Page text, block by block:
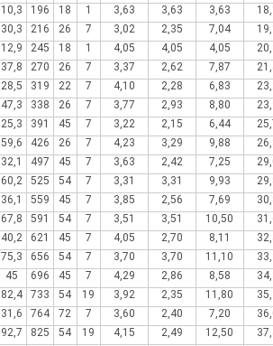
10,3 196 18 1 3,63 3,63 3,63
30,3 216 26 7 3,02 2,35 7,04
12,9 245 18 1 4,05 4,05 4,05
37,8 270 26 7 3,37 2,62 7,87
28,5 319 22 7 4,10 2,28 6,83
47,3 338 26 7 3,77 2,93 8,80
25,3 391 45 7 3,22 2,15 6,44
59,6 426 26 7 4,23 3,29 9,88
32,1 497 45 7 3,63 2,42 7,25
60,2 525 54 7 3,31 3,31 9,93
36,1 559 45 7 3,85 2,56 7,69
67,8 591 54 7 3,51 3,51 10,50
40,2 621 45 7 4,05 2,70 8,11
75,3 656 54 7 3,70 3,70 11,10
45 696 45 7 4,29 2,86 8,58
82,4 733 54 19 3,92 2,35 11,80
31,6 764 72 7 3,60 2,40 7,20
92,7 825 54 19 4,15 2,49 12,50